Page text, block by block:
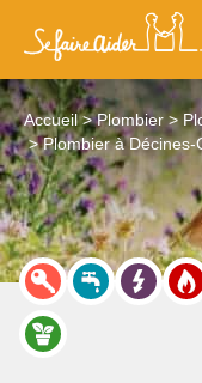
Accueil Plombier
Plombier à